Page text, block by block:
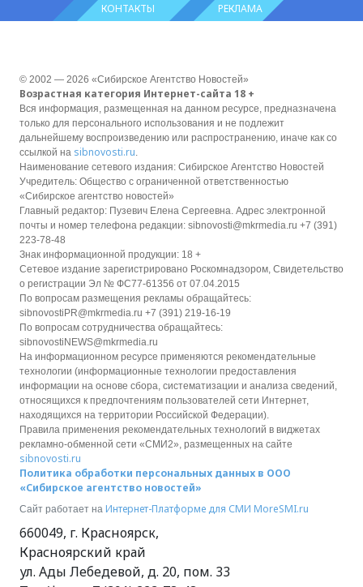
КОНТАКТЫ РЕКЛАМА
© 2002 — 2026 «Сибирское Агентство Новостей»
Возрастная категория Интернет-сайта 18 +
Вся информация, размещенная на данном ресурсе, предназначена
только для персонального использования и не подлежит
дальнейшему воспроизведению или распространению, иначе как со
ссылкой на sibnovosti.ru
Наименование сетевого издания: Сибирское Агентство Новостей
Учредитель: Общество с ограниченной ответственностью
«Сибирское агентство новостей»
Главный редактор: Пузевич Елена Сергеевна. Адрес электронной
почты и номер телефона редакции: sibnovosti@mkrmedia.ru +7 (391)
223-78-48
Знак информационной продукции: 18 +
Сетевое издание зарегистрировано Роскомнадзором, Свидетельство
о регистрации Эл № ФС77-61356 от 07.04.2015
По вопросам размещения рекламы обращайтесь:
sibnovostiPR@mkrmedia.ru +7 (391) 219-16-19
По вопросам сотрудничества обращайтесь:
sibnovostiNEWS@mkrmedia.ru
На информационном ресурсе применяются рекомендательные
технологии (информационные технологии предоставления
информации на основе сбора, систематизации и анализа сведений,
относящихся к предпочтениям пользователей сети Интернет,
находящихся на территории Российской Федерации).
Правила применения рекомендательных технологий в виджетах
рекламно-обменной сети «СМИ2», размещенных на сайте
sibnovosti.ru
Политика обработки персональных данных в ООО
«Сибирское агентство новостей»
Сайт работает на Интернет-Платформе для СМИ MoreSMI.ru
660049, г. Красноярск,
Красноярский край
ул. Ады Лебедевой, д. 20, пом. 33